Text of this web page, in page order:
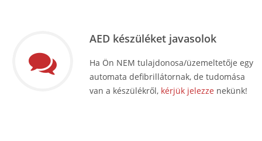
AED készüléket javasolok
Ha Ön NEM tulajdonosa/üzemeltetője egy
automata defibrillátornak, de tudomása
van a készülékről, kérjük jelezze nekünk!